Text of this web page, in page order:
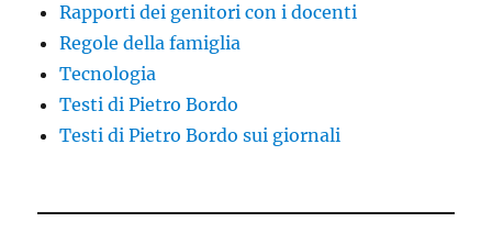
Rapporti dei genitori con i docenti
Regole della famiglia
Tecnologia
Testi di Pietro Bordo
Testi di Pietro Bordo sui giornali